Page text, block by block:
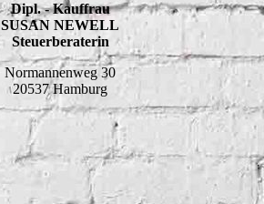
Dipl. - Kauffrau
SUSAN NEWELL
Steuerberaterin
Normannenweg 30
20537 Hamburg